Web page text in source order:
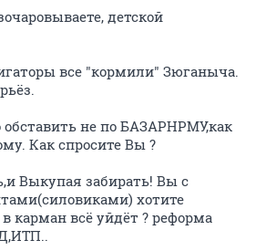
детской
все "кормили" Зюганыча.
обставить не по БАЗАРНРМУ,как
Как спросите Вы ?
Выкупая забирать! Вы с
хотите
карман всё уйдёт ? реформа